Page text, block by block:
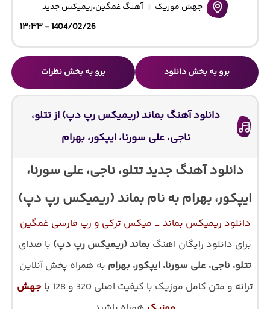
جهش موزیک آهنگ غمگین،ریمیکس جدید
1404/02/26 - ۱۳:۳۳
برو به بخش دانلود برو به بخش نظرات
دانلود آهنگ بماند (ریمیکس رپ دپ) از تتلو،
ناجی، علی سورنا، ایپکور، بهرام
دانلود آهنگ جدید تتلو، ناجی، علی سورنا،
ایپکور، بهرام به نام بماند (ریمیکس رپ دپ)
دانلود ریمیکس بماند _ میکس ترکی و رپ فارسی غمگین
برای دانلود رایگان اهنگ بماند (ریمیکس رپ دپ) با صدای
تتلو، ناجی، علی سورنا، ایپکور، بهرام به همراه پخش آنلاین
ترانه و متن کامل موزیک با کیفیت اصلی 320 و 128 با
جهش